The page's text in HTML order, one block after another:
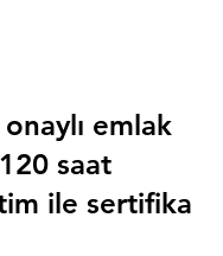
emlak
saat
ile sertifika